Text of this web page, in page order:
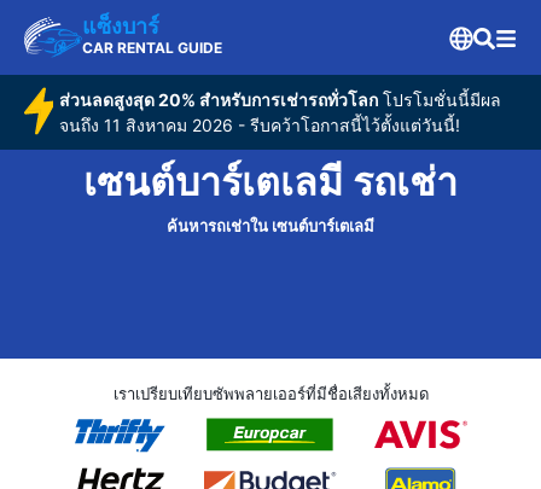
แซ็งบาร์
CAR RENTAL GUIDE
ส่วนลดสูงสุด 20% สำหรับการเช่ารถทั่วโลกโปรโมชั่นนี้มีผล
จนถึง 11 สิงหาคม 2026 - รีบคว้าโอกาสนี้ไว้ตั้งแต่วันนี้!
เซนต์บาร์เตเลมี รถเช่า
ค้นหารถเช่าใน เซนต์บาร์เตเลมี
เราเปรียบเทียบซัพพลายเออร์ที่มีชื่อเสียงทั้งหมด